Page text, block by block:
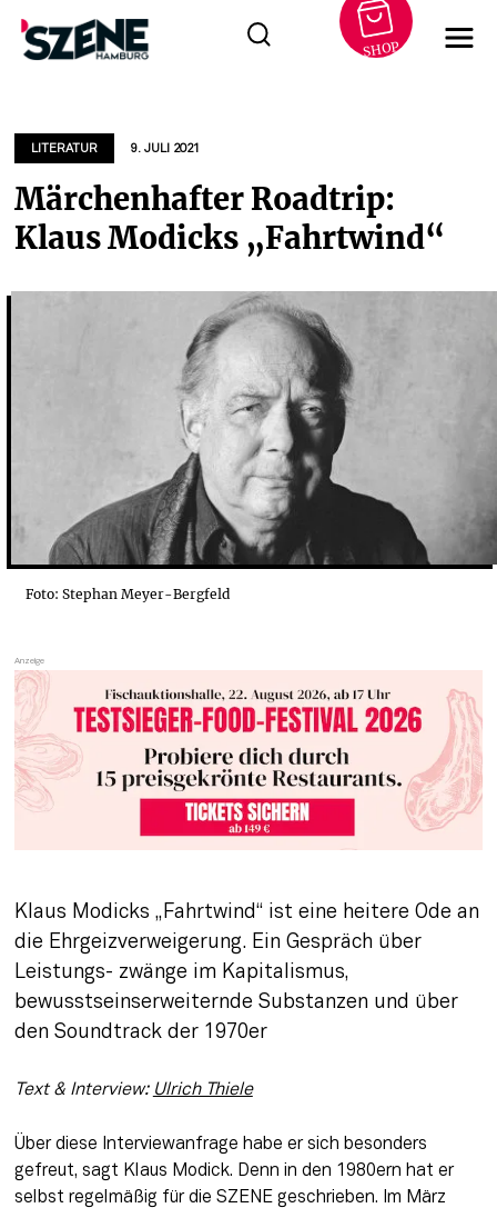
springen
SHOP
LITERATUR 9. JULI 2021
Märchenhafter Roadtrip:
Klaus Modicks „Fahrtwind“
Foto: Stephan Meyer-Bergfeld
Klaus Modicks „Fahrtwind“ ist eine heitere Ode an
die Ehrgeizverweigerung. Ein Gespräch über
Leistungs- zwänge im Kapitalismus,
bewusstseinserweiternde Substanzen und über
den Soundtrack der 1970er
Text & Interview: Ulrich Thiele
Über diese Interviewanfrage habe er sich besonders
gefreut, sagt Klaus Modick. Denn in den 1980ern hat er
selbst regelmäßig für die SZENE geschrieben. Im März